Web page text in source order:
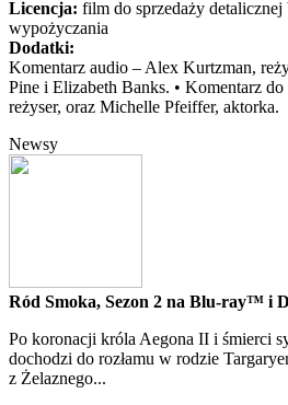
Licencja: film do sprzedaży
wypożyczania
Dodatki:
Komentarz audio – Alex Kurtzman,
Pine i Elizabeth Banks. • Komentarz
reżyser, oraz Michelle Pfeiffer, aktorka.
Newsy
Ród Smoka, Sezon 2 na Blu-ray™ i
Po koronacji króla Aegona II i śmierci
dochodzi do rozłamu w rodzie
z Żelaznego...